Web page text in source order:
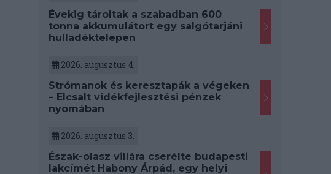
Évekig tároltak a szabadban 600
tonna akkumulátort egy salgótarjáni
hulladéktelepen
2026. augusztus 4.
Strómanok és keresztapák a végeken
– Elcsalt vidékfejlesztési pénzek
nyomában
2026. augusztus 3.
Észak-olasz villára cserélte budapesti
lakcímét Habony Árpád, egy helyi